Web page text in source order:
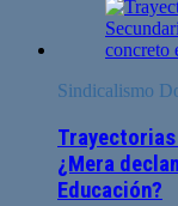
Sindicalismo
Trayectorias
¿Mera
Educación?